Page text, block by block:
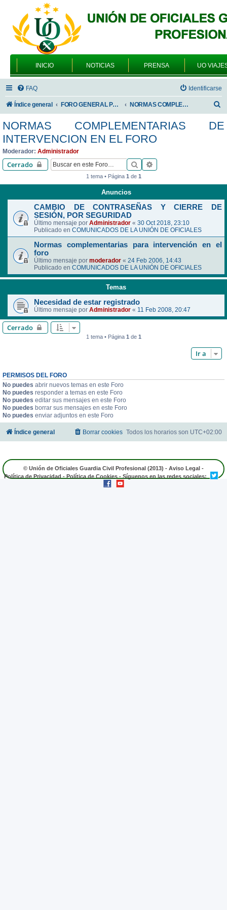
INICIO NOTICIAS PRENSA UO
FAQ Identificarse
Índice general FORO GENERAL PARA TODOS LOS USUARIOS NORMAS COMPLEMENTARIAS DE INTERVENCION EN EL FORO
s
NORMAS COMPLEMENTARIAS DE
INTERVENCION EN EL FORO
Moderador: Administrador
Cerrado Buscar
1 tema • Página 1de 1
Anuncios
CAMBIO DE CONTRASEÑAS Y CIERRE DE
SESIÓN, POR SEGURIDAD
Último mensaje por Administrador « 30 Oct 2018, 23:10
Publicado en COMUNICADOS DE LA UNIÓN DE OFICIALES
Normas complementarias para intervención en el
foro
Último mensaje por moderador « 24 Feb 2006, 14:43
Publicado en COMUNICADOS DE LA UNIÓN DE OFICIALES
Temas
Necesidad de estar registrado
Último mensaje por Administrador « 11 Feb 2008, 20:47
Cerrado
1 tema • Página 1de 1
Ir a
PERMISOS DEL FORO
No puedes abrir nuevos temas en este Foro
No puedes responder a temas en este Foro
No puedes editar sus mensajes en este Foro
No puedes borrar sus mensajes en este Foro
No puedes enviar adjuntos en este Foro
Índice general Todos los horarios son UTC+02:00
Borrar cookies
© Unión de Oficiales Guardia Civil Profesional (2013) - Aviso Legal -
Política de Privacidad-Política de Cookies- Síguenos en las redes sociales: